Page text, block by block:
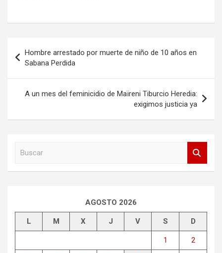
Navegación
de
entradas
Hombre arrestado por muerte de niño de 10 años en
Sabana Perdida
A un mes del feminicidio de Maïreni Tiburcio Heredia:
exigimos justicia ya
AGOSTO 2026
L M X J V S D
1 2